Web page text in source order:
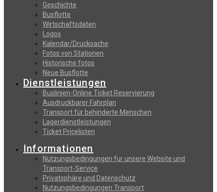
Geschichte
Busflotte
Wirtschaftsdaten
Logos
Kalendar/Drucksache
Fotos von Stationen
Historische fotos
Neue Busflotte
Dienstleistungen
Buslinien-Online Ticket Reservierung
Αusdruckbarer Fahrplan
Transport für behinderte Menschen
Lagerdienstleistungen
Ticket Pricelisten
Informationen
Nutzungsbedingungen fur unsere Website und
Transport-Service
Privatsphäre und Datenschutz
Nutzungsbedingungen Transport